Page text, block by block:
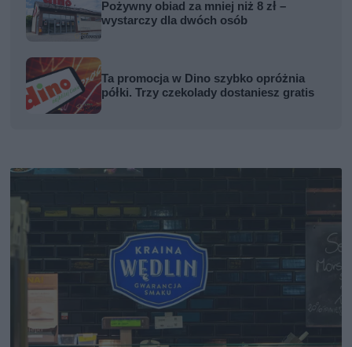
Pożywny obiad za mniej niż 8 zł –
wystarczy dla dwóch osób
Ta promocja w Dino szybko opróżnia
półki. Trzy czekolady dostaniesz gratis